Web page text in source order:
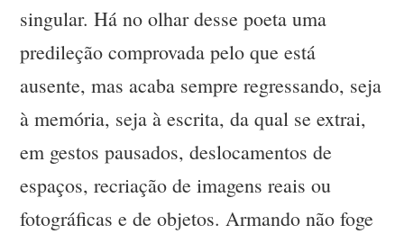
singular. Há no olhar desse poeta uma
predileção comprovada pelo que está
ausente, mas acaba sempre regressando, seja
à memória, seja à escrita, da qual se extrai,
em gestos pausados, deslocamentos de
espaços, recriação de imagens reais ou
fotográficas e de objetos. Armando não foge